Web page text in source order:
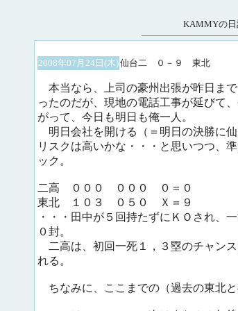
KAMMYの日
2008年07月24日(木)仙台二 ０－９ 東北
本当なら、上司の豪州出張が昨日ま
ったのだが、現地の電話工事が延びて
がって、今日も明日も俺一人。
明日会社を開ける（＝明日の決勝に
リスクは高いかな・・・と思いつつ、
ック。
二高 ０００ ０００ ０＝０
東北 １０３ ０５０ Ｘ＝９
・・・田中が５回持たずにＫＯされ、
０封。
二高は、初回一死１，３塁のチャン
れる。
ちなみに、ここまでの（過去の東北